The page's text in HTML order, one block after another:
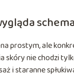
prostym, ale
skóry nie chodzi
i staranne